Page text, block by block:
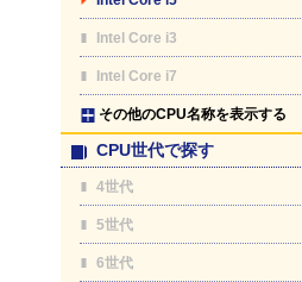
Intel Core i3
Intel Core i7
その他のCPU名称を表示する
CPU世代で探す
4世代
5世代
6世代